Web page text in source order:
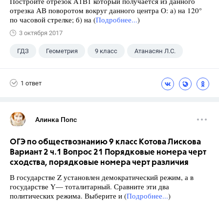
отрезка АВ поворотом вокруг данного центра О: а) на 120°
по часовой стрелке; б) на (Подробнее...)
3 октября 2017
ГДЗ Геометрия 9 класс Атанасян Л.С.
1 ответ
Алинка Попс
ОГЭ по обществознанию 9 класс Котова Лискова
Вариант 2 ч.1 Вопрос 21 Порядковые номера черт
сходства, порядковые номера черт различия
В государстве Z установлен демократический режим, а в
государстве Y— тоталитарный. Сравните эти два
политических режима. Выберите и (Подробнее...)